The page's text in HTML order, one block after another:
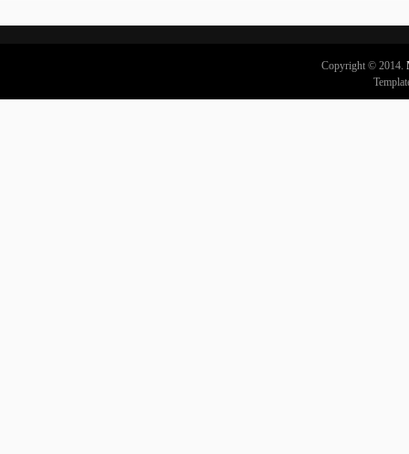
Copyright © 2014.